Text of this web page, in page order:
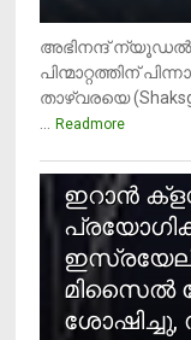
അഭിനന്ദ്
പിന്മാറ്റത്തിന്
താഴ്‌വരയെ
Readmore
ഇറാന്‍
മിസൈല്‍
ശോഷിച്ചു,